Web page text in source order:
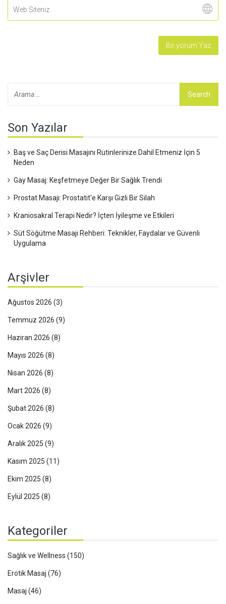
Son Yazılar
Baş ve Saç Derisi Masajını Rutinlerinize Dahil Etmeniz İçin 5
Neden
Gay Masaj: Keşfetmeye Değer Bir Sağlık Trendi
Prostat Masajı: Prostatit'e Karşı Gizli Bir Silah
Kraniosakral Terapi Nedir? İçten İyileşme ve Etkileri
Süt Söğütme Masajı Rehberi: Teknikler, Faydalar ve Güvenli
Uygulama
Arşivler
Ağustos 2026 (3)
Temmuz 2026 (9)
Haziran 2026 (8)
Mayıs 2026 (8)
Nisan 2026 (8)
Mart 2026 (8)
Şubat 2026 (8)
Ocak 2026 (9)
Aralık 2025 (9)
Kasım 2025 (11)
Ekim 2025 (8)
Eylül 2025 (8)
Kategoriler
Sağlık ve Wellness (150)
Erotik Masaj (76)
Masaj (46)